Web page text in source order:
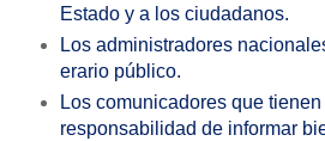
Estado y a los ciudadanos.
Los administradores
erario público.
Los comunicadores que tienen
responsabilidad de informar